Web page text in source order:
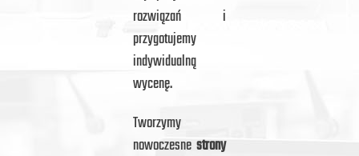
rozwiązań i
przygotujemy
indywidualną
wycenę.
Tworzymy
nowoczesne strony